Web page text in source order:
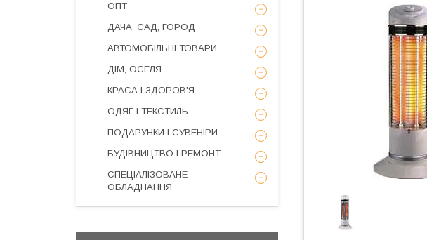
ОПТ
ДАЧА, САД, ГОРОД
АВТОМОБІЛЬНІ ТОВАРИ
ДІМ, ОСЕЛЯ
КРАСА І ЗДОРОВ'Я
ОДЯГ і ТЕКСТИЛЬ
ПОДАРУНКИ І СУВЕНІРИ
БУДІВНИЦТВО І РЕМОНТ
СПЕЦІАЛІЗОВАНЕ
ОБЛАДНАННЯ